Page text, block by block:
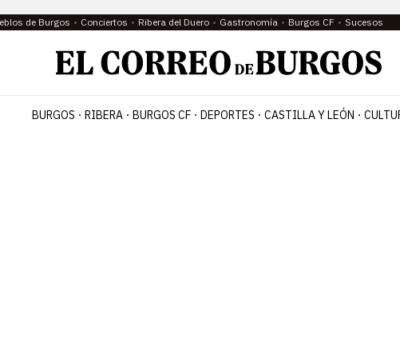
de Burgos Conciertos Ribera del Duero Gastronomía Burgos CF Sucesos
BURGOS RIBERA BURGOS CF DEPORTES CASTILLA Y LEÓN